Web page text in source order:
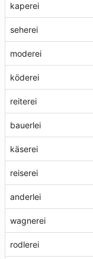
kaperei
seherei
moderei
köderei
reiterei
bauerlei
käserei
reiserei
anderlei
wagnerei
rodlerei